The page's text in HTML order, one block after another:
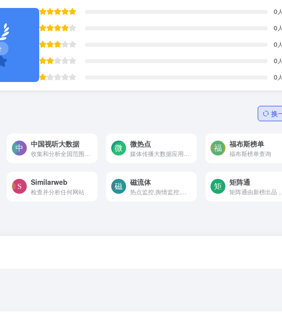
0 人
0 人
0 人
0 人
0 人
换
中国视听大数据 微热点 福布斯榜单
福布斯榜单查询
Similarweb
检查并分析任何网站
磁流体 矩阵通